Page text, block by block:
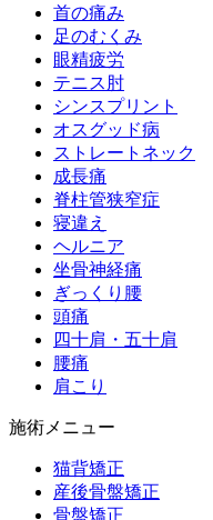
首の痛み
足のむくみ
眼精疲労
テニス肘
シンスプリント
オスグッド病
ストレートネック
成長痛
脊柱管狭窄症
寝違え
ヘルニア
坐骨神経痛
ぎっくり腰
頭痛
四十肩・五十肩
腰痛
肩こり
施術メニュー
猫背矯正
産後骨盤矯正
骨盤矯正